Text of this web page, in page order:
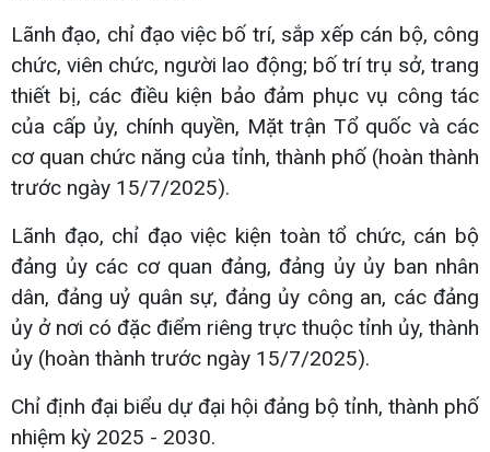
Lãnh đạo, chỉ đạo việc bố trí, sắp xếp cán bộ, công
chức, viên chức, người lao động; bố trí trụ sở, trang
thiết bị, các điều kiện bảo đảm phục vụ công tác
của cấp ủy, chính quyền, Mặt trận Tổ quốc và các
cơ quan chức năng của tỉnh, thành phố (hoàn thành
trước ngày 15/7/2025).
Lãnh đạo, chỉ đạo việc kiện toàn tổ chức, cán bộ
đảng ủy các cơ quan đảng, đảng ủy ủy ban nhân
dân, đảng uỷ quân sự, đảng ủy công an, các đảng
ủy ở nơi có đặc điểm riêng trực thuộc tỉnh ủy, thành
ủy (hoàn thành trước ngày 15/7/2025).
Chỉ định đại biểu dự đại hội đảng bộ tỉnh, thành phố
nhiệm kỳ 2025 - 2030.